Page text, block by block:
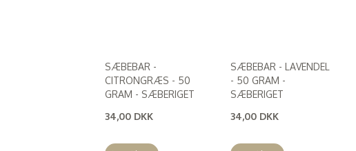
SÆBEBAR -
CITRONGRÆS - 50
GRAM - SÆBERIGET
34,00 DKK
SÆBEBAR - LAVENDEL
- 50 GRAM -
SÆBERIGET
34,00 DKK